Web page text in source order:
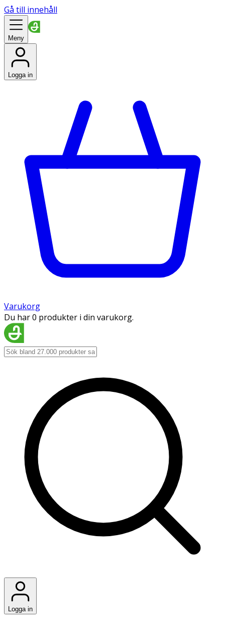
Gå till innehåll
Meny
Logga in
Varukorg
Du har 0 produkter i din varukorg.
Logga in